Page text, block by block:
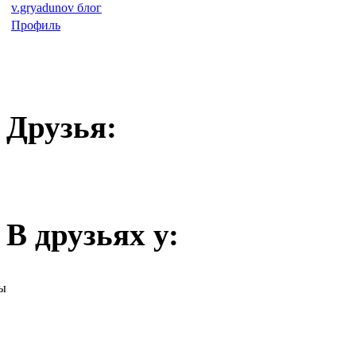
v.gryadunov блог
Профиль
Друзья:
В друзьях у: